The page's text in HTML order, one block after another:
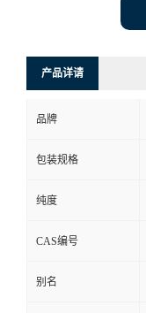
产品详请
品牌
包装规格
纯度
CAS编号
别名